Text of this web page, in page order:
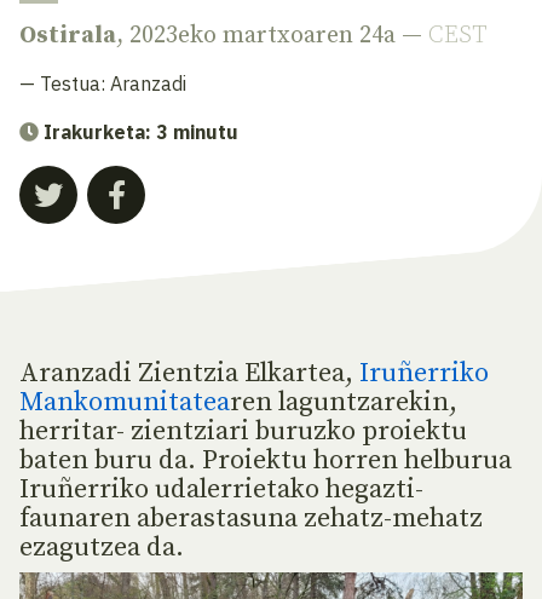
Ostirala, 2023eko martxoaren 24a — CEST
— Testua: Aranzadi
Irakurketa: 3 minutu
Aranzadi Zientzia Elkartea, Iruñerriko
Mankomunitatearen laguntzarekin,
herritar- zientziari buruzko proiektu
baten buru da. Proiektu horren helburua
Iruñerriko udalerrietako hegazti-
faunaren aberastasuna zehatz-mehatz
ezagutzea da.